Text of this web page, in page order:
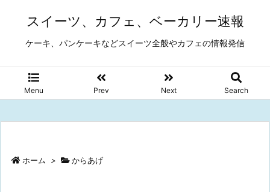
スイーツ、カフェ、ベーカリー速報
ケーキ、パンケーキなどスイーツ全般やカフェの情報発信
Menu Prev Next Search
ホーム > からあげ